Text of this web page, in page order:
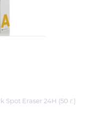
Spot Eraser 24H (50 г.)